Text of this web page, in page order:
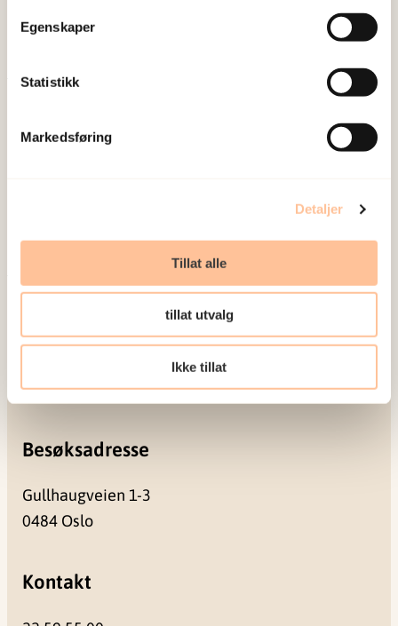
Egenskaper
Statistikk
Markedsføring
Detaljer
Tillat alle
tillat utvalg
Ikke tillat
sosiale konsekvensene som vold og traumatisk
stress kan medføre.
Meld deg på vårt nyhetsbrev
0409 Oslo
Besøksadresse
Gullhaugveien 1-3
0484 Oslo
Kontakt